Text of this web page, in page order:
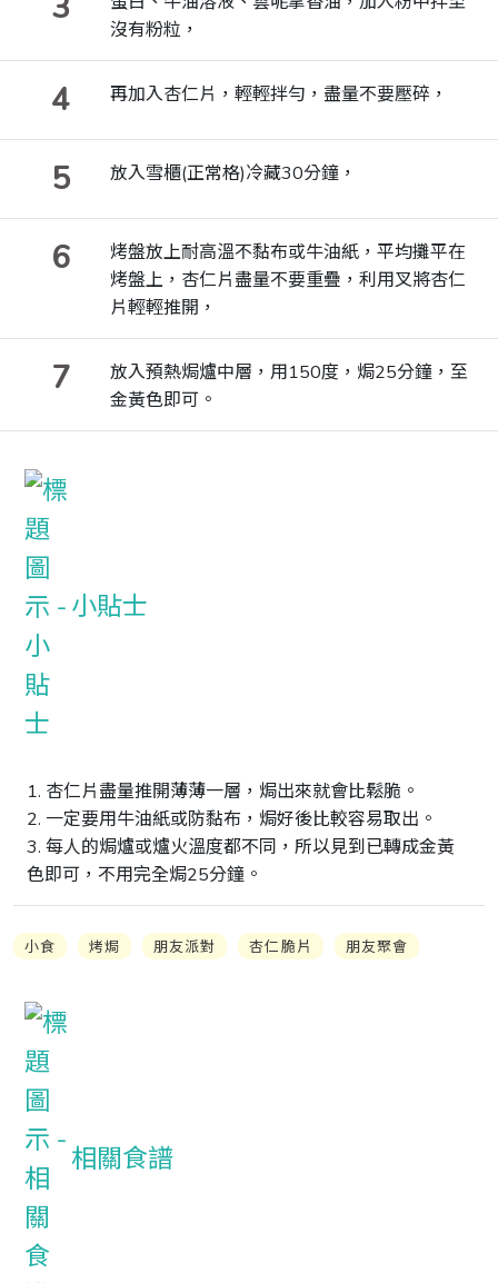
沒有粉粒，
4 再加入杏仁片，輕輕拌勻，盡量不要壓碎，
5 放入雪櫃(正常格)冷藏30分鐘，
6
烤盤放上耐高溫不黏布或牛油紙，平均攤平在
烤盤上，杏仁片盡量不要重疊，利用叉將杏仁
片輕輕推開，
7
放入預熱焗爐中層，用150度，焗25分鐘，至
金黃色即可。
小貼士
1. 杏仁片盡量推開薄薄一層，焗出來就會比鬆脆。
2. 一定要用牛油紙或防黏布，焗好後比較容易取出。
3. 每人的焗爐或爐火溫度都不同，所以見到已轉成金黃
色即可，不用完全焗25分鐘。
小食 烤焗 朋友派對 杏仁脆片 朋友聚會
相關食譜